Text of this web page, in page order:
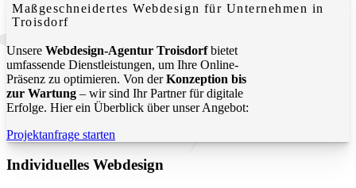
Maßgeschneidertes Webdesign für Unternehmen in
Troisdorf
Unsere Webdesign-Agentur Troisdorfbietet
umfassende Dienstleistungen, um Ihre Online-
Präsenz zu optimieren. Von derKonzeption bis
zur Wartung – wir sind Ihr Partner für digitale
Erfolge. Hier ein Überblick über unser Angebot:
Projektanfrage starten
Individuelles Webdesign